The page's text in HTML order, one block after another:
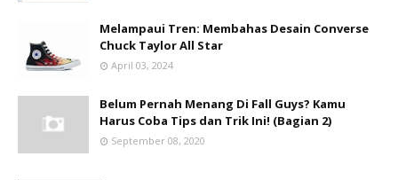
Melampaui Tren: Membahas Desain Converse
Chuck Taylor All Star
April 03, 2024
Belum Pernah Menang Di Fall Guys? Kamu
Harus Coba Tips dan Trik Ini! (Bagian 2)
September 08, 2020